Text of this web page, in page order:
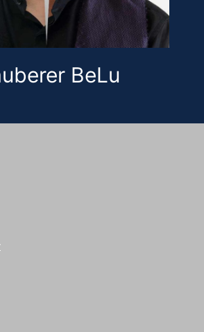
BeLu